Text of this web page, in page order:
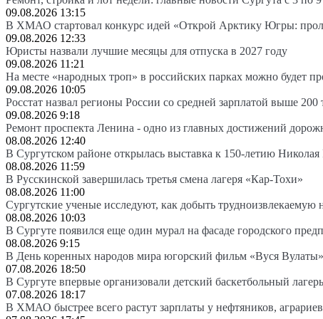
09.08.2026 13:15
В ХМАО стартовал конкурс идей «Открой Арктику Югры:
09.08.2026 12:33
Юристы назвали лучшие месяцы для отпуска в 2027 году
09.08.2026 11:21
На месте «народных троп» в российских парках можно будет
09.08.2026 10:05
Росстат назвал регионы России со средней зарплатой выше 200
09.08.2026 9:18
Ремонт проспекта Ленина - одно из главных достижений
08.08.2026 12:40
В Сургутском районе открылась выставка к 150-летию Николая
08.08.2026 11:59
В Русскинской завершилась третья смена лагеря «Кар-Тохи»
08.08.2026 11:00
Сургутские ученые исследуют, как добыть трудноизвлекаемую
08.08.2026 10:03
В Сургуте появился еще один мурал на фасаде городского
08.08.2026 9:15
В День коренных народов мира югорский фильм «Вуся
07.08.2026 18:50
В Сургуте впервые организовали детский баскетбольный
07.08.2026 18:17
В ХМАО быстрее всего растут зарплаты у нефтяников,